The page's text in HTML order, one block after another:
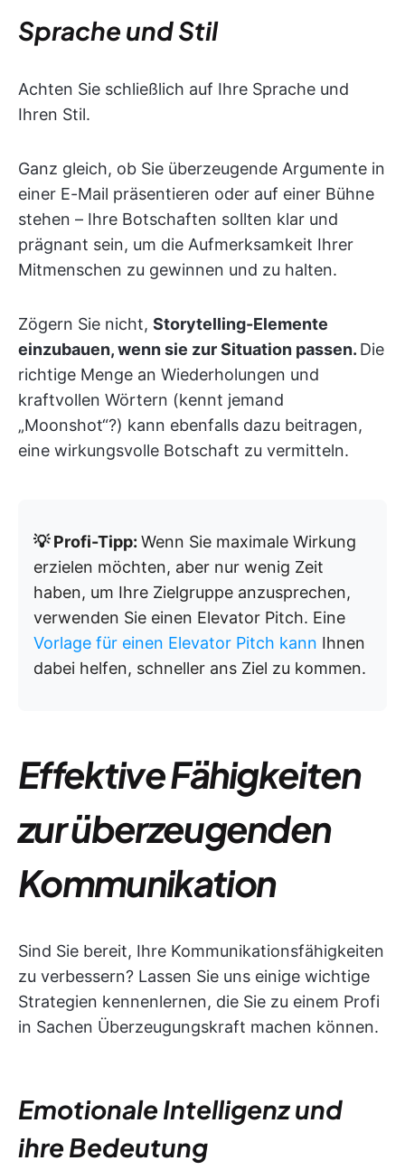
Sprache und Stil
Achten Sie schließlich auf Ihre Sprache und
Ihren Stil.
Ganz gleich, ob Sie überzeugende Argumente in
einer E-Mail präsentieren oder auf einer Bühne
stehen – Ihre Botschaften sollten klar und
prägnant sein, um die Aufmerksamkeit Ihrer
Mitmenschen zu gewinnen und zu halten.
Zögern Sie nicht, Storytelling-Elemente
einzubauen, wenn sie zur Situation passen. Die
richtige Menge an Wiederholungen und
kraftvollen Wörtern (kennt jemand
„Moonshot“?) kann ebenfalls dazu beitragen,
eine wirkungsvolle Botschaft zu vermitteln.
💡 Profi-Tipp: Wenn Sie maximale Wirkung
erzielen möchten, aber nur wenig Zeit
haben, um Ihre Zielgruppe anzusprechen,
verwenden Sie einen Elevator Pitch. Eine
Vorlage für einen Elevator Pitch kann Ihnen
dabei helfen, schneller ans Ziel zu kommen.
Effektive Fähigkeiten
zur überzeugenden
Kommunikation
Sind Sie bereit, Ihre Kommunikationsfähigkeiten
zu verbessern? Lassen Sie uns einige wichtige
Strategien kennenlernen, die Sie zu einem Profi
in Sachen Überzeugungskraft machen können.
Emotionale Intelligenz und
ihre Bedeutung